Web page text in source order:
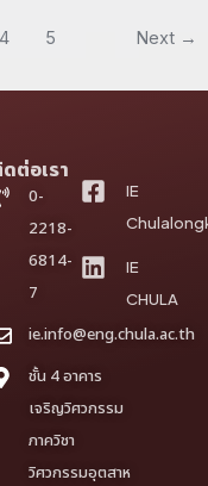
4 5 Next →
ต่อเรา
0-
2218-
6814-
7
ie.info@eng.chula.ac.th
ชั้น 4 อาคาร
เจริญวิศวกรรม
ภาควิชา
วิศวกรรมอุตสาห
IE
IE
CHULA